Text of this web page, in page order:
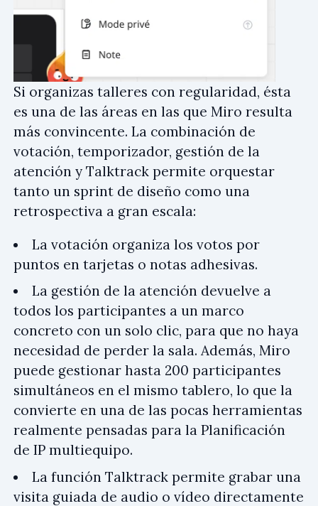
Si organizas talleres con regularidad, ésta
es una de las áreas en las que Miro resulta
más convincente. La combinación de
votación, temporizador, gestión de la
atención y Talktrack permite orquestar
tanto un sprint de diseño como una
retrospectiva a gran escala:
La votación organiza los votos por
puntos en tarjetas o notas adhesivas.
La gestión de la atención devuelve a
todos los participantes a un marco
concreto con un solo clic, para que no haya
necesidad de perder la sala. Además, Miro
puede gestionar hasta 200 participantes
simultáneos en el mismo tablero, lo que la
convierte en una de las pocas herramientas
realmente pensadas para la Planificación
de IP multiequipo.
La función Talktrack permite grabar una
visita guiada de audio o vídeo directamente